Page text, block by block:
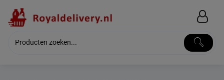
content